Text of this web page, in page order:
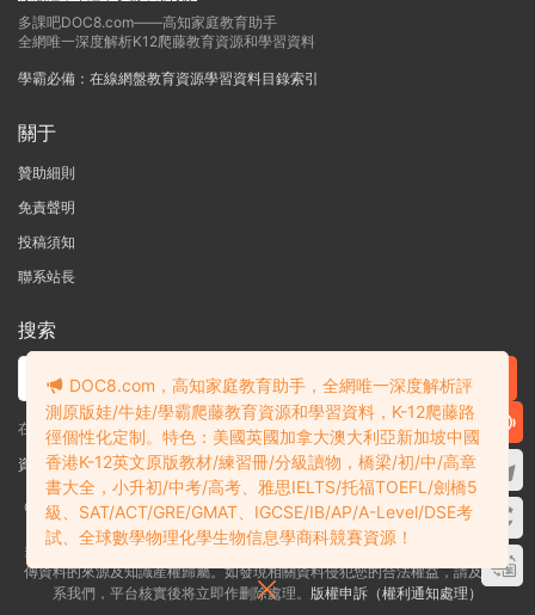
多課吧DOC8.com——高知家庭教育助手
全網唯一深度解析K12爬藤教育資源和學習資料
學霸必備：在線網盤教育資源學習資料目錄索引
關于
贊助細則
免責聲明
投稿須知
聯系站長
搜索
在線搜索GK-G12海量英文原版教材/章節書/國際考試/學科競賽資料！
資料失效？沒找到需要的？網站意見建議？請提交工單查看我的工單
Copyright © 2004-2026 多課吧DOC8.com 渝ICP備2022004389号-1
渝公
網安備50010502003111号
多課吧DOC8.com是一個資料信息評測及分享獲取的平台，不确保部分用戶上
傳資料的來源及知識産權歸屬。如發現相關資料侵犯您的合法權益，請及時聯
系我們，平台核實後将立即作删除處理。 版權申訴（權利通知處理）
DOC8.com，高知家庭教育助手，全網唯一深度解析評
測原版娃/牛娃/學霸爬藤教育資源和學習資料，K-12爬藤路
徑個性化定制。特色：美國英國加拿大澳大利亞新加坡中國
香港K-12英文原版教材/練習冊/分級讀物，橋梁/初/中/高章
書大全，小升初/中考/高考、雅思IELTS/托福TOEFL/劍橋5
級、SAT/ACT/GRE/GMAT、IGCSE/IB/AP/A-Level/DSE考
試、全球數學物理化學生物信息學商科競賽資源！